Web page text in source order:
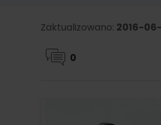
Zaktualizowano: 2016-
0